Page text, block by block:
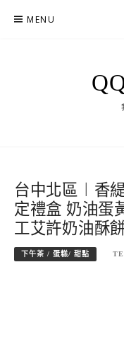
MENU
台中北區︱香
定禮盒 奶油蛋
工艾許奶油酥
下午茶 / 蛋糕/ 甜點